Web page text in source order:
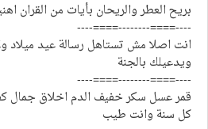
بريح العطر والريحان بأيات من القران
----====--------====----
انت اصلا مش تستاهل رسالة عيد ميلاد
ويدعيلك بالجنة
----====--------====----
قمر عسل سكر خفيف الدم اخلاق جمال
كل سنة وانت طيب